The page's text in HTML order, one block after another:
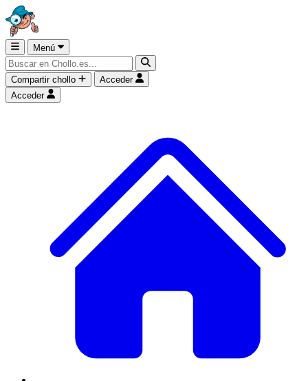
Menú
Compartir chollo
Acceder
Acceder